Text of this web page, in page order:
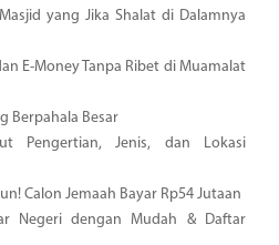
yang Jika Shalat di Dalamnya
E-Money Tanpa Ribet di Muamalat
Berpahala Besar
Pengertian, Jenis, dan Lokasi
Calon Jemaah Bayar Rp54 Jutaan
Negeri dengan Mudah & Daftar